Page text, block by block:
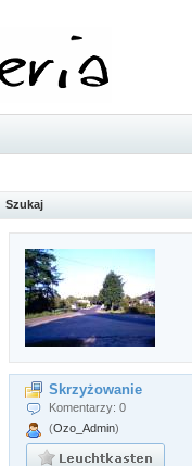
Szukaj
Skrzyżowanie
Komentarzy: 0
(Ozo_Admin)